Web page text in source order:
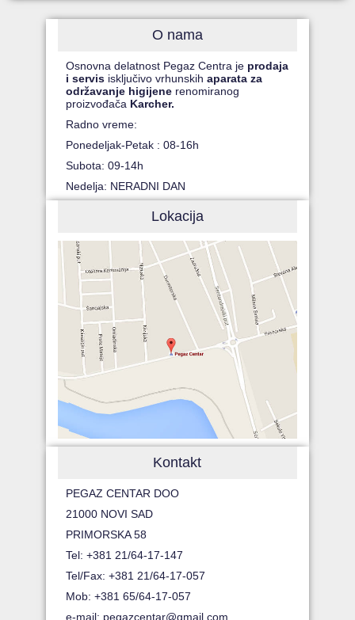
O nama
Osnovna delatnost Pegaz Centra je prodaja
i servis isključivo vrhunskihaparata za
održavanje higijene renomiranog
proizvođača Karcher.
Radno vreme:
Ponedeljak-Petak : 08-16h
Subota: 09-14h
Nedelja: NERADNI DAN
Lokacija
Kontakt
PEGAZ CENTAR DOO
21000 NOVI SAD
PRIMORSKA 58
Tel: +381 21/64-17-147
Tel/Fax: +381 21/64-17-057
Mob: +381 65/64-17-057
e-mail: pegazcentar@gmail.com